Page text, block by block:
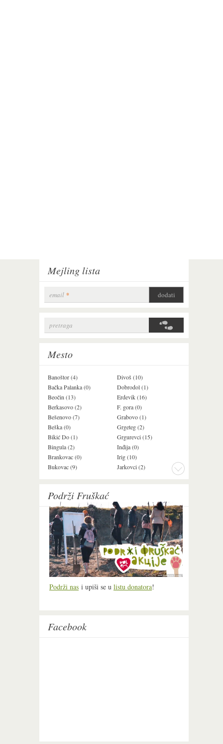
Mejling lista
email *
Search form
pretraga
Mesto
Banoštor (4)
Bačka Palanka (0)
Beočin (13)
Berkasovo (2)
Bešenovo (7)
Beška (0)
Bikić Do (1)
Bingula (2)
Brankovac (0)
Bukovac (9)
Divoš (10)
Dobrodol (1)
Erdevik (16)
F. gora (0)
Grabovo (1)
Grgeteg (2)
Grgurevci (15)
Inđija (0)
Irig (10)
Jarkovci (2)
Podrži Fruškać
Podrži nas i upiši se u listu donatora!
Facebook